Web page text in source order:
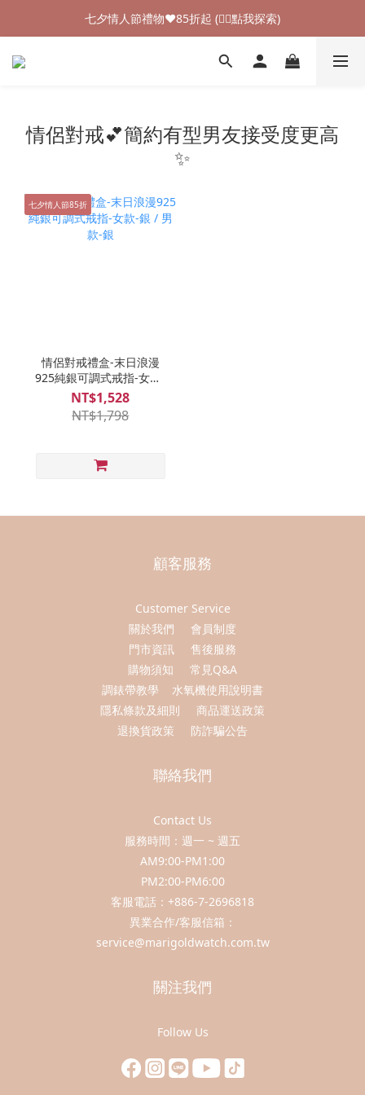
加入新會員領$100購物金💰 (👉🏻點我領取)
七夕情人節禮物❤85折起 (👉🏻點我探索)
加入新會員領$100購物金💰 (👉🏻點我領取)
情侶對戒💕簡約有型男友接受度更高
✨
七夕情人節85折
情侶對戒禮盒-末日浪漫
925純銀可調式戒指-女款-
銀 / 男款-銀
NT$1,528
NT$1,798
顧客服務
Customer Service
關於我們
會員制度
門市資訊
售後服務
購物須知
常見Q&A
調錶帶教學
水氧機使用說明書
隱私條款及細則
商品運送政策
退換貨政策
防詐騙公告
聯絡我們
Contact Us
服務時間：週一 ~ 週五
AM9:00-PM1:00
PM2:00-PM6:00
客服電話：+886-7-2696818
異業合作/客服信箱：
service@marigoldwatch.com.tw
關注我們
Follow Us